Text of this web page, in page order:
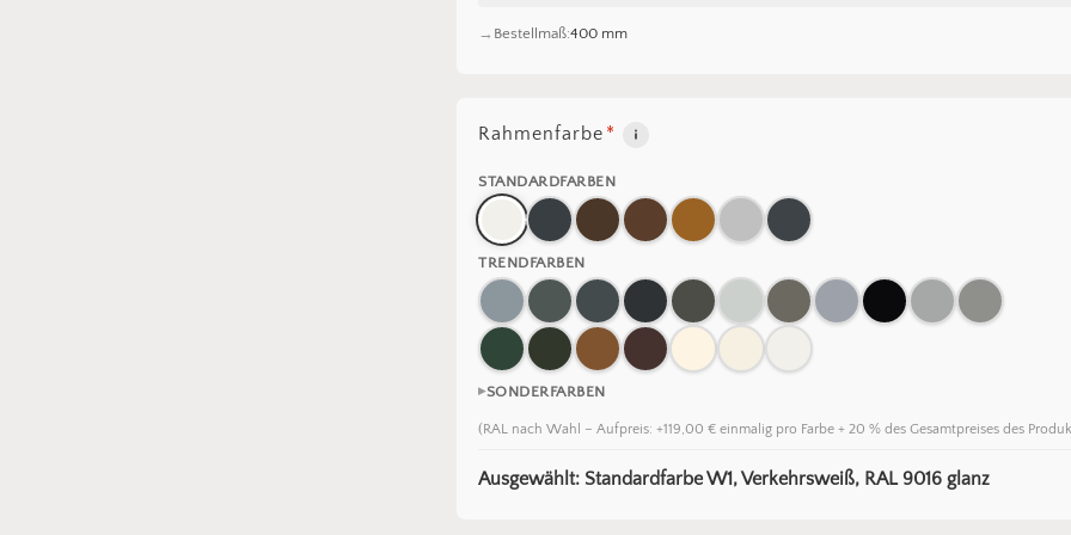
Bestellmaß:400 mm
Rahmenfarbe *
STANDARDFARBEN
TRENDFARBEN
SONDERFARBEN
(RAL nach Wahl – Aufpreis: +119,00 € einmalig pro Farbe + 20 % des Gesamtpreises des
Ausgewählt: Standardfarbe W1, Verkehrsweiß, RAL 9016 glanz